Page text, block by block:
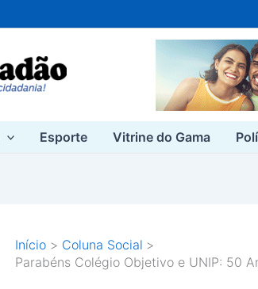
Esporte Vitrine do Gama
Início
Coluna Social
Parabéns Colégio Objetivo e UNIP: 50